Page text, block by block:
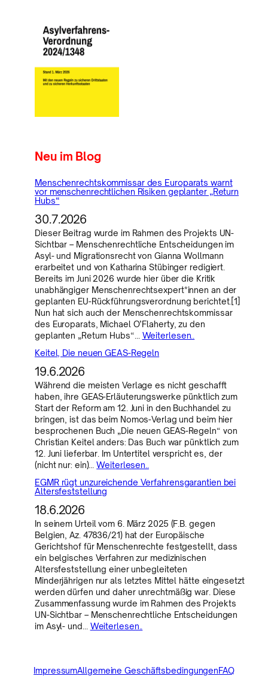
Neu im Blog
Menschenrechtskommissar des Europarats warnt
vor menschenrechtlichen Risiken geplanter „Return
Hubs“
30.7.2026
Dieser Beitrag wurde im Rahmen des Projekts UN-
Sichtbar – Menschenrechtliche Entscheidungen im
Asyl- und Migrationsrecht von Gianna Wollmann
erarbeitet und von Katharina Stübinger redigiert.
Bereits im Juni 2026 wurde hier über die Kritik
unabhängiger Menschenrechtsexpert*innen an der
geplanten EU-Rückführungsverordnung berichtet.[1]
Nun hat sich auch der Menschenrechtskommissar
des Europarats, Michael O’Flaherty, zu den
geplanten „Return Hubs“… Weiterlesen..
Keitel, Die neuen GEAS-Regeln
19.6.2026
Während die meisten Verlage es nicht geschafft
haben, ihre GEAS-Erläuterungswerke pünktlich zum
Start der Reform am 12. Juni in den Buchhandel zu
bringen, ist das beim Nomos-Verlag und beim hier
besprochenen Buch „Die neuen GEAS-Regeln“ von
Christian Keitel anders: Das Buch war pünktlich zum
12. Juni lieferbar. Im Untertitel verspricht es, der
(nicht nur: ein)…Weiterlesen..
EGMR rügt unzureichende Verfahrensgarantien bei
Altersfeststellung
18.6.2026
In seinem Urteil vom 6. März 2025 (F.B. gegen
Belgien, Az. 47836/21) hat der Europäische
Gerichtshof für Menschenrechte festgestellt, dass
ein belgisches Verfahren zur medizinischen
Altersfeststellung einer unbegleiteten
Minderjährigen nur als letztes Mittel hätte eingesetzt
werden dürfen und daher unrechtmäßig war. Diese
Zusammenfassung wurde im Rahmen des Projekts
UN-Sichtbar – Menschenrechtliche Entscheidungen
im Asyl- und… Weiterlesen..
ImpressumAllgemeine GeschäftsbedingungenFAQ